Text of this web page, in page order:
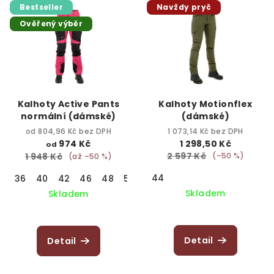
d
u
ý
p
Bestseller
Ověřený výběr
Kalhoty Active Pants
normální (dámské)
od 804,96 Kč bez DPH
od 974 Kč
1 948 Kč
(až –50 %)
36 40 42 46 48
50
Skladem
hodnocení
produktu
Detail
Navždy pryč
Kalhoty Motionflex
(dámské)
1 073,14 Kč bez DPH
1 298,50 Kč
2 597 Kč
(–50 %)
44
Skladem
Detail